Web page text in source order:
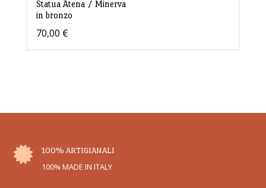
Statua Atena / Minerva
in bronzo
70,00 €
 100% ARTIGIANALI
100% MADE IN ITALY